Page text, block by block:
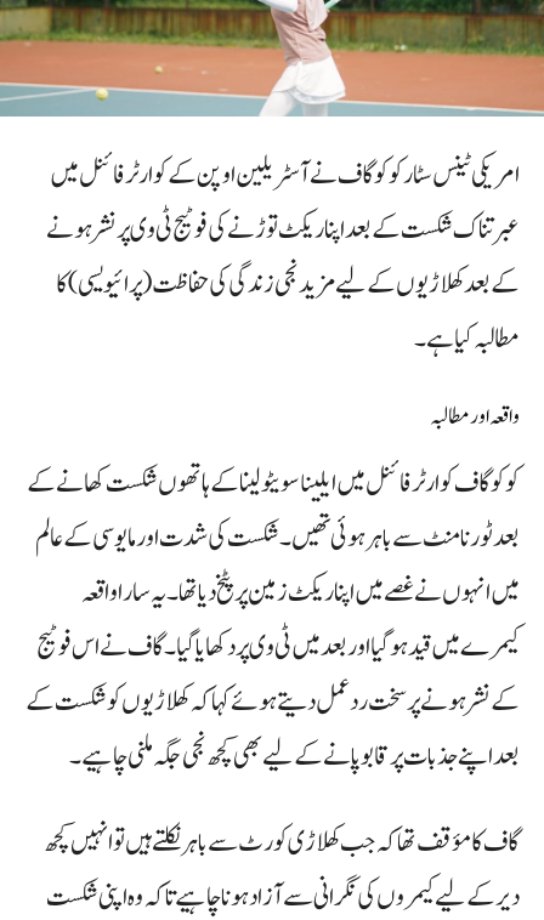
امریکی ٹینس سٹار کوکو گاف نے آسٹریلین اوپن کے کوارٹر فائنل میں
عبرتناک شکست کے بعد اپنا ریکٹ توڑنے کی فوٹیج ٹی وی پر نشر ہونے
کے بعد کھلاڑیوں کے لیے مزید نجی زندگی کی حفاظت (پرائیویسی) کا
مطالبہ کیا ہے۔
واقعہ اور مطالبہ
کوکو گاف کوارٹر فائنل میں ایلینا سویٹولینا کے ہاتھوں شکست کھانے کے
بعد ٹورنامنٹ سے باہر ہوئی تھیں۔ شکست کی شدت اور مایوسی کے عالم
میں انہوں نے غصے میں اپنا ریکٹ زمین پر پٹخ دیا تھا۔ یہ سارا واقعہ
کیمرے میں قید ہو گیا اور بعد میں ٹی وی پر دکھایا گیا۔ گاف نے اس فوٹیج
کے نشر ہونے پر سخت ردعمل دیتے ہوئے کہا کہ کھلاڑیوں کو شکست کے
بعد اپنے جذبات پر قابو پانے کے لیے بھی کچھ نجی جگہ ملنی چاہیے۔
گاف کا مؤقف تھا کہ جب کھلاڑی کورٹ سے باہر نکلتے ہیں تو انہیں کچھ
دیر کے لیے کیمروں کی نگرانی سے آزاد ہونا چاہیے تاکہ وہ اپنی شکست